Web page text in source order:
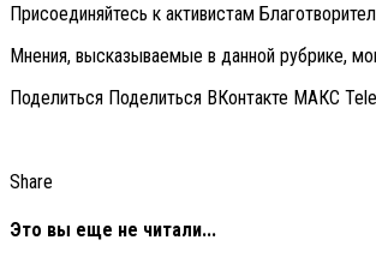
Присоединяйтесь к активистам
Мнения, высказываемые в данной рубрике,
Поделиться Поделиться ВКонтакте МАКС
Share
Это вы еще не читали...